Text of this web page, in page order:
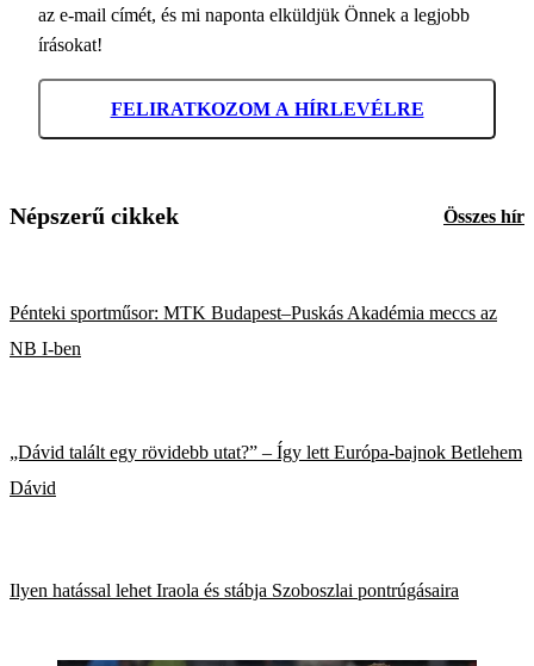
az e-mail címét, és mi naponta elküldjük Önnek a legjobb
írásokat!
FELIRATKOZOM A HÍRLEVÉLRE
Népszerű cikkek Összes hír
Pénteki sportműsor: MTK Budapest–Puskás Akadémia meccs az
NB I-ben
„Dávid talált egy rövidebb utat?” – Így lett Európa-bajnok Betlehem
Dávid
Ilyen hatással lehet Iraola és stábja Szoboszlai pontrúgásaira